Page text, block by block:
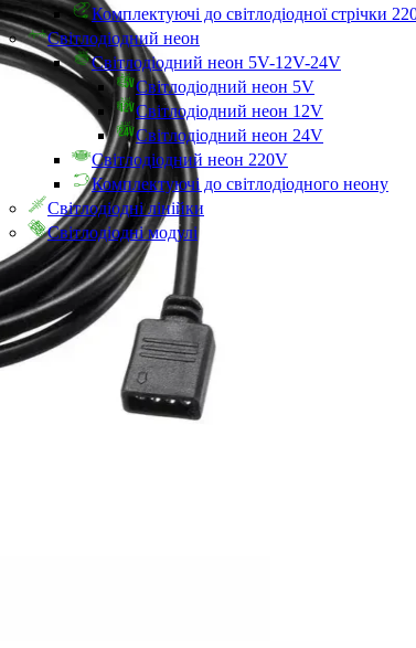
Комплектуючі до світлодіодної стрічки
Світлодіодний неон
Світлодіодний неон 5V-12V-24V
Світлодіодний неон 5V
Світлодіодний неон 12V
Світлодіодний неон 24V
Світлодіодний неон 220V
Комплектуючі до світлодіодного неону
Світлодіодні лінійки
Світлодіодні модулі